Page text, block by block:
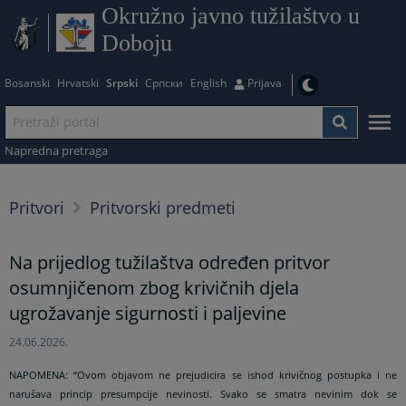
Okružno javno tužilaštvo u
Doboju
Bosanski Hrvatski Srpski Српски English Prijava
Napredna pretraga
Pritvori Pritvorski predmeti
Na prijedlog tužilaštva određen pritvor
osumnjičenom zbog krivičnih djela
ugrožavanje sigurnosti i paljevine
24.06.2026.
NAPOMENA: “Ovom objavom ne prejudicira se ishod krivičnog postupka i ne
narušava princip presumpcije nevinosti. Svako se smatra nevinim dok se